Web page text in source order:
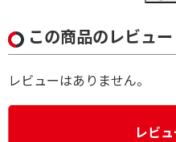
この商品のレビュー
レビューはありません。
レビ